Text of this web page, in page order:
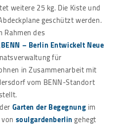
weitere 25 kg. Die Kiste und
geschützt werden.
Rahmen des
BENN – Berlin Entwickelt Neue
für
in Zusammenarbeit mit
vom BENN-Standort
Garten der Begegnungim
soulgardenberlingehegt